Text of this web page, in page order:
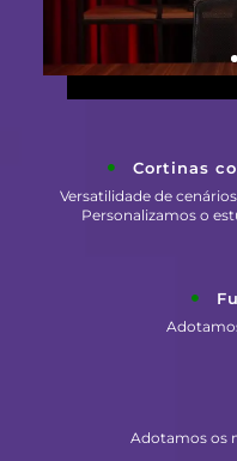
Cortinas
Versatilidade de
Personalizamos o
Adotamos os